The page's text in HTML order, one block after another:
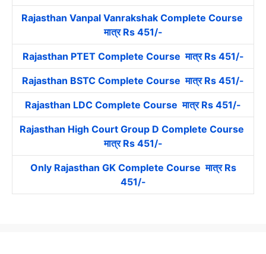
Rajasthan Vanpal Vanrakshak Complete Course
मात्र Rs 451/-
Rajasthan PTET Complete Course मात्र Rs 451/-
Rajasthan BSTC Complete Course मात्र Rs 451/-
Rajasthan LDC Complete Course मात्र Rs 451/-
Rajasthan High Court Group D Complete Course
मात्र Rs 451/-
Only Rajasthan GK Complete Course मात्र Rs
451/-